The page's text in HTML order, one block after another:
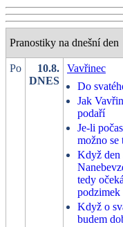
Pranostiky na dnešní den
Po
10.8.
DNES
Vavřinec
Do
Jak
podaří
Je-li
možno se
Když den
tedy
podzimek
Když o
budem